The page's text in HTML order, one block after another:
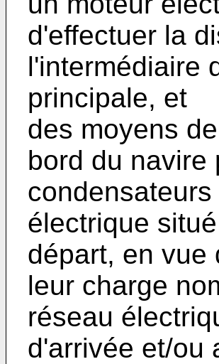
d'effectuer la
l'intermédiaire
principale, et
des moyens
bord du navire
électrique
départ, en vue
leur charge
réseau
d'arrivée et/ou